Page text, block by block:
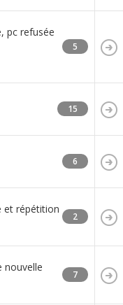
pc refusée
5
15
6
et répétition
2
nouvelle
7